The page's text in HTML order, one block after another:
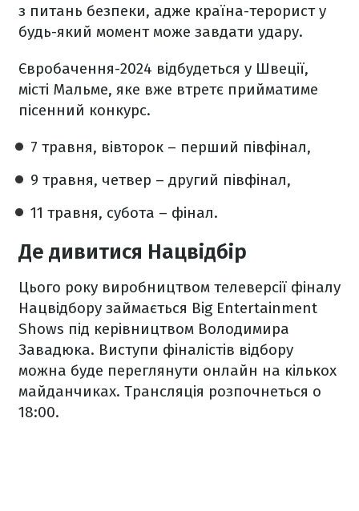
з питань безпеки, адже країна-терорист у
будь-який момент може завдати удару.
Євробачення-2024 відбудеться у Швеції,
місті Мальме, яке вже втретє прийматиме
пісенний конкурс.
7 травня, вівторок – перший півфінал,
9 травня, четвер – другий півфінал,
11 травня, субота – фінал.
Де дивитися Нацвідбір
Цього року виробництвом телеверсії фіналу
Нацвідбору займається Big Entertainment
Shows під керівництвом Володимира
Завадюка. Виступи фіналістів відбору
можна буде переглянути онлайн на кількох
майданчиках. Трансляція розпочнеться о
18:00.